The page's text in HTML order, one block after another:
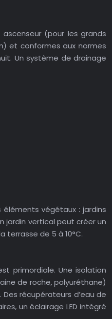
(pour les grands
et conformes aux normes
Un système de drainage
éléments végétaux : jardins
jardin vertical peut créer un
de 5 à 10°C.
primordiale. Une isolation
de roche, polyuréthane)
récupérateurs d’eau de
un éclairage LED intégré